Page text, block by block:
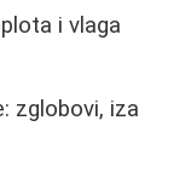
i vlaga
zglobovi, iza